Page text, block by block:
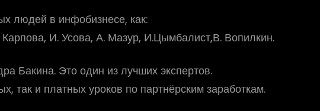
людей в инфобизнесе, как:
И. Усова, А. Мазур, И.Цымбалист,В. Вопилкин.
Бакина. Это один из лучших экспертов.
так и платных уроков по партнёрским заработкам.